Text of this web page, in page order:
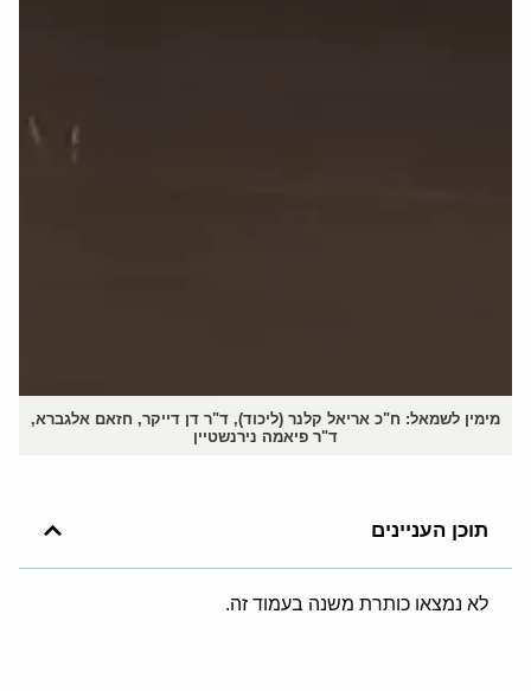
מימין לשמאל: ח"כ אריאל קלנר (ליכוד), ד"ר דן דייקר, חזאם אלגברא,
ד"ר פיאמה נירנשטיין
תוכן העניינים
לא נמצאו כותרת משנה בעמוד זה.